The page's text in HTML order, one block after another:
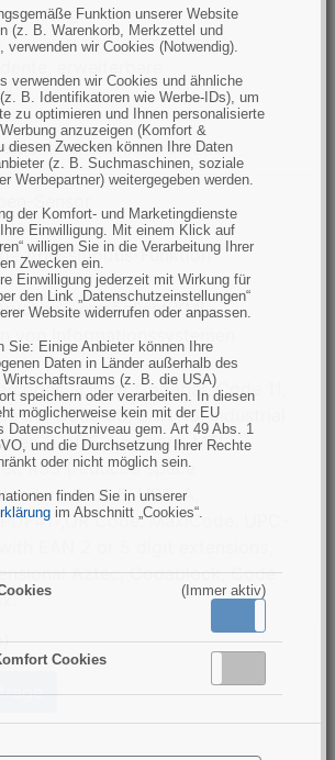
Funktion unserer Website
(z. B. Warenkorb, Merkzettel und
verwenden wir Cookies (Notwendig).
verwenden wir Cookies und ähnliche
B. Identifikatoren wie Werbe-IDs), um
zu optimieren und Ihnen personalisierte
anzuzeigen (Komfort &
diesen Zwecken können Ihre Daten
(z. B. Suchmaschinen, soziale
Werbepartner) weitergegeben werden.
der Komfort- und Marketingdienste
Einwilligung. Mit einem Klick auf
willigen Sie in die Verarbeitung Ihrer
Zwecken ein.
Einwilligung jederzeit mit Wirkung für
den Link „Datenschutzeinstellungen“
Website widerrufen oder anpassen.
Sie: Einige Anbieter können Ihre
Daten in Länder außerhalb des
Wirtschaftsraums (z. B. die USA)
speichern oder verarbeiten. In diesen
möglicherweise kein mit der EU
Datenschutzniveau gem. Art 49 Abs. 1
und die Durchsetzung Ihrer Rechte
oder nicht möglich sein.
finden Sie in unserer
im Abschnitt „Cookies“.
(Immer aktiv)
Cookies
skalierbare Schrift
Abrissmodus-Funktion
- ermöglicht XML-
: Linear Codabar, Code 11,
39, Code 93, EAN-13, Industrial
2-of-5, Logmars, MSI,
RSS (reduced space
2-of-5, UPC-A,
Code, MaxiCode, UPC-
EAN 2 or 5 digit extensions,
Aztec, Codablock, Code